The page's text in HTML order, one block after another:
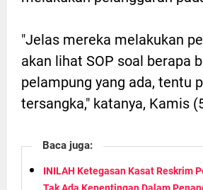
"Jelas mereka melakukan
akan lihat SOP soal berapa
pelampung yang ada, tentu
tersangka," katanya, Kamis
Baca juga:
INILAH Ketegasan Kasat Reskrim